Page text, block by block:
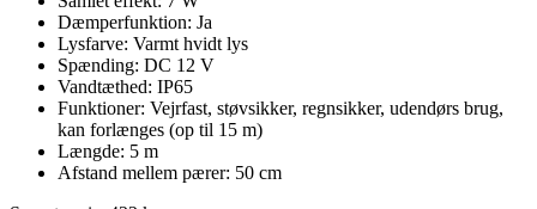
Dæmperfunktion: Ja
Lysfarve: Varmt hvidt lys
Spænding: DC 12 V
Vandtæthed: IP65
Funktioner: Vejrfast, støvsikker, regnsikker, udendørs brug,
kan forlænges (op til 15 m)
Længde: 5 m
Afstand mellem pærer: 50 cm